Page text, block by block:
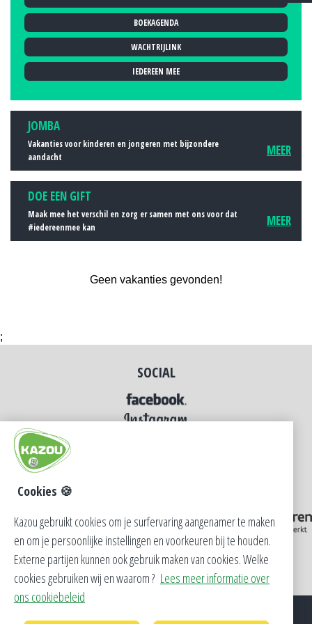
2011
2016
2017
2018
BOEKAGENDA
WACHTRIJLINK
IEDEREEN MEE
JOMBA
Vakanties voor kinderen en jongeren met bijzondere
aandacht
MEER
DOE EEN GIFT
Maak mee het verschil en zorg er samen met ons voor dat
#iedereenmee kan
MEER
Geen vakanties gevonden!
;
SOCIAL
Cookies 🍪
Kazou gebruikt cookies om je surfervaring aangenamer te maken
en om je persoonlijke instellingen en voorkeuren bij te houden.
Externe partijen kunnen ook gebruik maken van cookies. Welke
cookies gebruiken wij en waarom ? Lees meer informatie over
ons cookiebeleid